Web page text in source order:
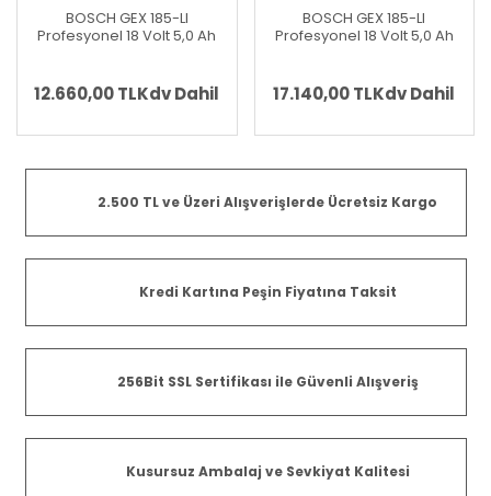
BOSCH GEX 185-LI
Profesyonel 18 Volt 5,0 Ah
(Bez Çanta)
12.660,00 TLKdv Dahil
BOSCH GEX 185-LI
Profesyonel 18 Volt 5,0 Ah
Çanta)
17.140,00 TLKdv Dahil
2.500 TL ve Üzeri Alışverişlerde Ücretsiz Kargo
Kredi Kartına Peşin Fiyatına Taksit
256Bit SSL Sertifikası ile Güvenli Alışveriş
Kusursuz Ambalaj ve Sevkiyat Kalitesi